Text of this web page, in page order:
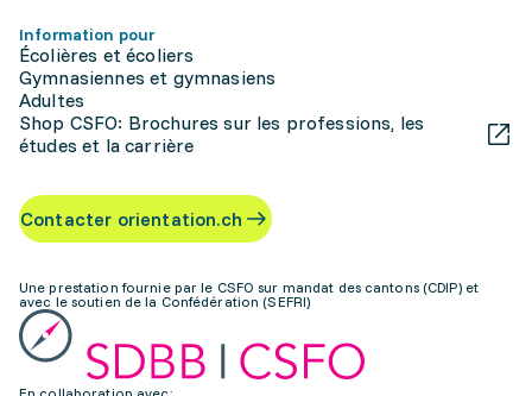
Information pour
Écolières et écoliers
Gymnasiennes et gymnasiens
Adultes
Shop CSFO: Brochures sur les professions, les
études et la carrière
Contacter orientation.ch
Une prestation fournie par le CSFO sur mandat des cantons (CDIP) et
avec le soutien de la Confédération (SEFRI)